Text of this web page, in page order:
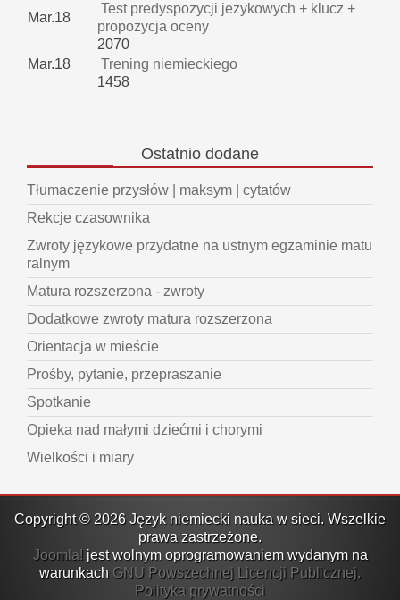
Mar.18
Test predyspozycji jezykowych + klucz +
propozycja oceny
2070
Mar.18
Trening niemieckiego
1458
Ostatnio dodane
Tłumaczenie przysłów | maksym | cytatów
Rekcje czasownika
Zwroty językowe przydatne na ustnym egzaminie matu
ralnym
Matura rozszerzona - zwroty
Dodatkowe zwroty matura rozszerzona
Orientacja w mieście
Prośby, pytanie, przepraszanie
Spotkanie
Opieka nad małymi dziećmi i chorymi
Wielkości i miary
Copyright © 2026 Język niemiecki nauka w sieci. Wszelkie
prawa zastrzeżone.
Joomla!jest wolnym oprogramowaniem wydanym na
warunkach GNU Powszechnej Licencji Publicznej.
Polityka prywatności